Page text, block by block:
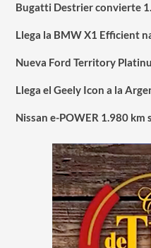
Bugatti Destrier convierte
Llega la BMW X1 Efficient
Nueva Ford Territory
Llega el Geely Icon a la
Nissan e-POWER 1.980 km